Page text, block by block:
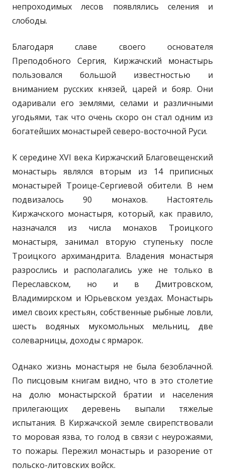
непроходимых лесов появлялись селения и
слободы.
Благодаря славе своего основателя
Преподобного Сергия, Киржачский монастырь
пользовался большой известностью и
вниманием русских князей, царей и бояр. Они
одаривали его землями, селами и различными
угодьями, так что очень скоро он стал одним из
богатейших монастырей северо-восточной Руси.
К середине XVI века Киржачский Благовещенский
монастырь являлся вторым из 14 приписных
монастырей Троице-Сергиевой обители. В нем
подвизалось 90 монахов. Настоятель
Киржачского монастыря, который, как правило,
назначался из числа монахов Троицкого
монастыря, занимал вторую ступеньку после
Троицкого архимандрита. Владения монастыря
разрослись и располагались уже не только в
Переславском, но и в Дмитровском,
Владимирском и Юрьевском уездах. Монастырь
имел своих крестьян, собственные рыбные ловли,
шесть водяных мукомольных мельниц, две
солеварницы, доходы с ярмарок.
Однако жизнь монастыря не была безоблачной.
По писцовым книгам видно, что в это столетие
на долю монастырской братии и населения
прилегающих деревень выпали тяжелые
испытания. В Киржачской земле свирепствовали
то моровая язва, то голод в связи с неурожаями,
то пожары. Пережил монастырь и разорение от
польско-литовских войск.